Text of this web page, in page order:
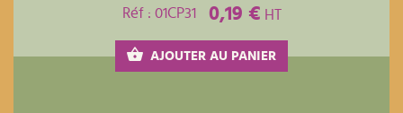
Réf : 01CP31
0,19 € HT
AJOUTER AU PANIER